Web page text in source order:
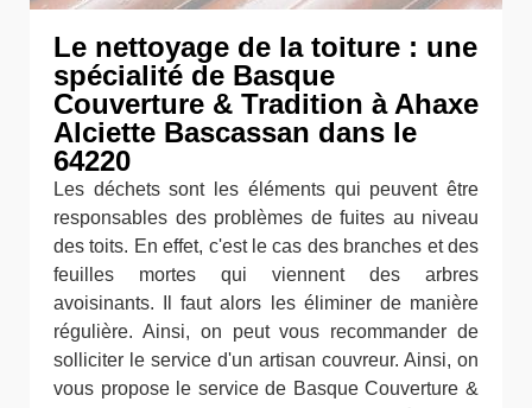
Le nettoyage de la toiture : une
spécialité de Basque
Couverture & Tradition à Ahaxe
Alciette Bascassan dans le
64220
Les déchets sont les éléments qui peuvent être
responsables des problèmes de fuites au niveau
des toits. En effet, c'est le cas des branches et des
feuilles mortes qui viennent des arbres
avoisinants. Il faut alors les éliminer de manière
régulière. Ainsi, on peut vous recommander de
solliciter le service d'un artisan couvreur. Ainsi, on
vous propose le service de Basque Couverture &